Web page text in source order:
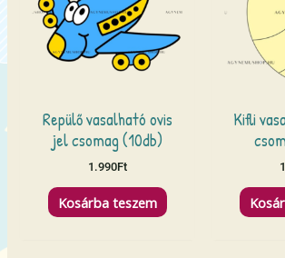
Repülő vasalható ovis
jel csomag (10db)
1.990Ft
Kosárba teszem
Kifli